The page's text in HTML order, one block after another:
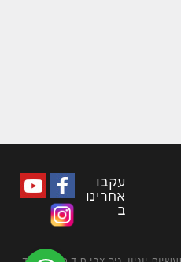
עקבו
אחרינו
ב